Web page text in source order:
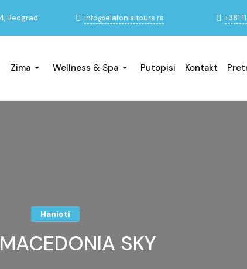
Beograd info@elafonisitours.rs +381
Zima Wellness & Spa Putopisi Kontakt
SKY
Hanioti